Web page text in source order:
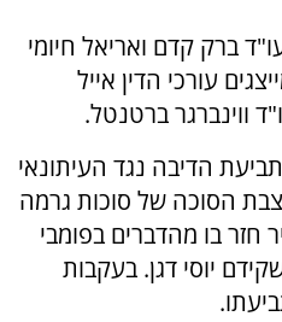
ברק קדם ואריאל חיומי
עורכי הדין אייל
ווינברגר ברטנטל.
הדיבה נגד העיתונאי
הסוכה של סוכות גרמה
בו מהדברים בפומבי
יוסי דגן. בעקבות